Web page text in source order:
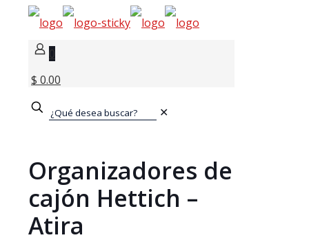
0
$ 0.00
✕
Organizadores de
cajón Hettich –
Atira